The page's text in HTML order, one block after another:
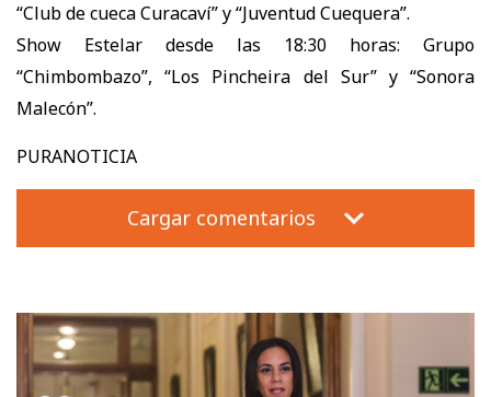
“Club de cueca Curacaví” y “Juventud Cuequera”.
Show Estelar desde las 18:30 horas: Grupo
“Chimbombazo”, “Los Pincheira del Sur” y “Sonora
Malecón”.
PURANOTICIA
Cargar comentarios